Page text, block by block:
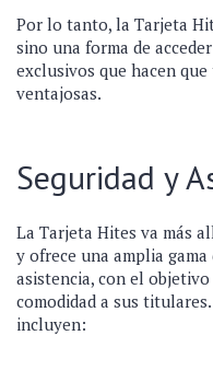
Por lo tanto, la Tarjeta
sino una forma de
exclusivos que hacen
ventajosas.
Seguridad y
La Tarjeta Hites va más
y ofrece una amplia
asistencia, con el
comodidad a sus
incluyen: